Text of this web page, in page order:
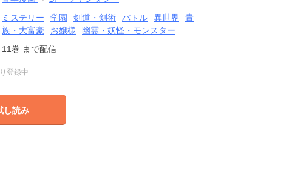
ミステリー 学園 剣道・剣術 バトル 異世界
貴
族・大富豪
お嬢様
幽霊・妖怪・モンスター
11巻 まで配信
登録中
し読み